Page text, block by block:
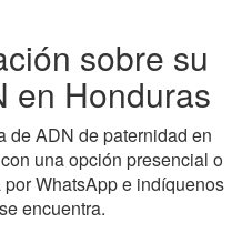
sobre su
en Honduras
de ADN de paternidad en
una opción presencial o
WhatsApp e indíquenos
encuentra.